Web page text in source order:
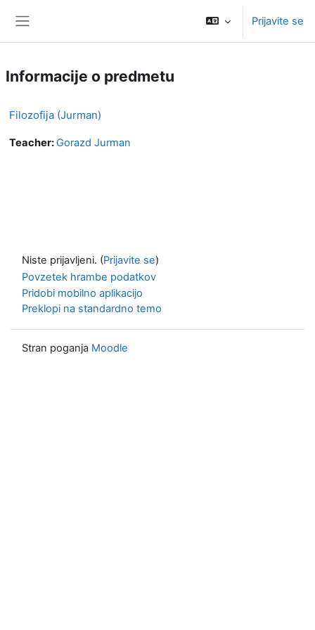
Prijavite se
Informacije o predmetu
Filozofija (Jurman)
Teacher:Gorazd Jurman
Niste prijavljeni. (Prijavite se)
Povzetek hrambe podatkov
Pridobi mobilno aplikacijo
Preklopi na standardno temo
Stran poganja Moodle